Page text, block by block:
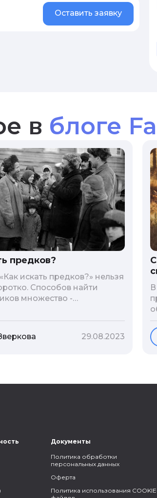
Оставить заявку
в блоге
предков?
искать предков?» нельзя
Способов найти
множество -
сети, ДНК-тесты, онлайн-
поэтому мы сделали для
лучших статей блога
29.08.2023
Документы
Политика обработки
персональных данных
Оферта
Политика использования